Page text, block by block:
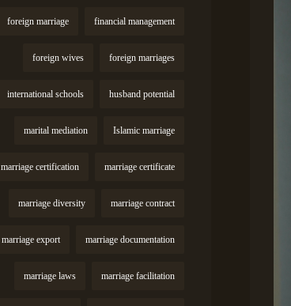
financial management
foreign marriage
foreign marriages
foreign wives
husband potential
international schools
Islamic marriage
marital mediation
marriage certificate
marriage certification
marriage contract
marriage diversity
marriage documentation
marriage export
marriage facilitation
marriage laws